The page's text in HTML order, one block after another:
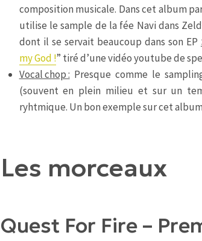
composition musicale. Dans cet album
utilise le sample de la fée Navi dans
dont il se servait beaucoup dans son EP
my God !” tiré d’une vidéo youtube de
Vocal chop : Presque comme le
(souvent en plein milieu et sur un
ryhtmique. Un bon exemple sur cet
Les morceaux
Quest For Fire –